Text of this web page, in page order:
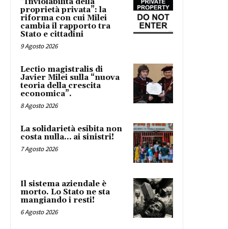
proprietà privata”: la
riforma con cui Milei
cambia il rapporto tra
Stato e cittadini
9 Agosto 2026
Lectio magistralis di
Javier Milei sulla “nuova
teoria della crescita
economica”.
8 Agosto 2026
La solidarietà esibita non
costa nulla… ai sinistri!
7 Agosto 2026
Il sistema aziendale è
morto. Lo Stato ne sta
mangiando i resti!
6 Agosto 2026